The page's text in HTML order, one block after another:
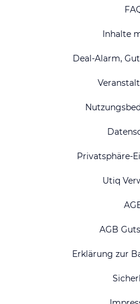
Inhalte
Deal-Alarm,
Privatsphäre-
Utiq
AGB
Erklärung zur